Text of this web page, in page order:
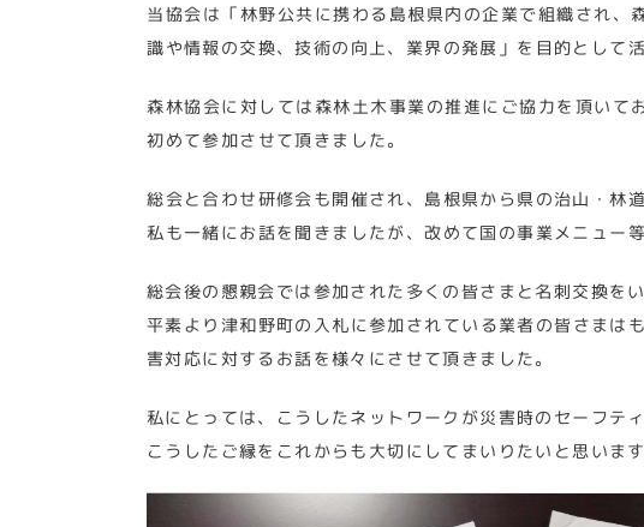
当協会は「林野公共に携わる島根県内の企業で組織され
識や情報の交換、技術の向上、業界の発展」を目的として
森林協会に対しては森林土木事業の推進にご協力を頂い
初めて参加させて頂きました。
総会と合わせ研修会も開催され、島根県から県の治山・林
私も一緒にお話を聞きましたが、改めて国の事業メニュー
総会後の懇親会では参加された多くの皆さまと名刺交換をい
平素より津和野町の入札に参加されている業者の皆さま
害対応に対するお話を様々にさせて頂きました。
私にとっては、こうしたネットワークが災害時のセーフテ
こうしたご縁をこれからも大切にしてまいりたいと思います